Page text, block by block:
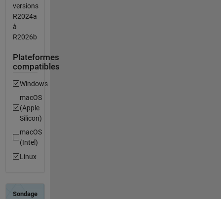
versions
R2024a
à
R2026b
Plateformes
compatibles
Windows
macOS
(Apple
Silicon)
macOS
(Intel)
Linux